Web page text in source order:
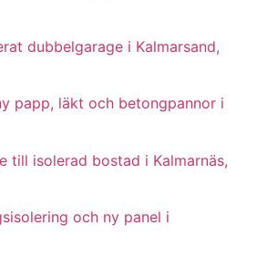
dubbelgarage i Kalmarsand,
papp, läkt och betongpannor i
till isolerad bostad i Kalmarnäs,
och ny panel i